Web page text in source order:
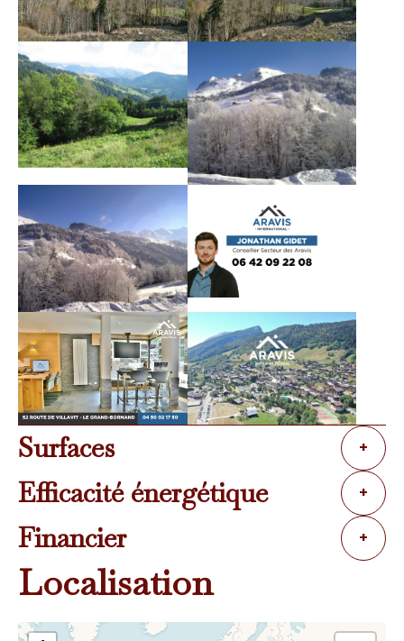
Surfaces +
Efficacité énergétique +
Financier +
Localisation